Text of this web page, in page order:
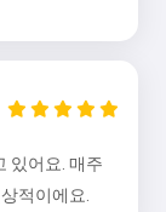
있어요. 매주
적이에요.